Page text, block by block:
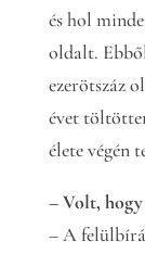
és hol
oldalt.
ezerötszáz
évet
élete végén
– Volt,
– A